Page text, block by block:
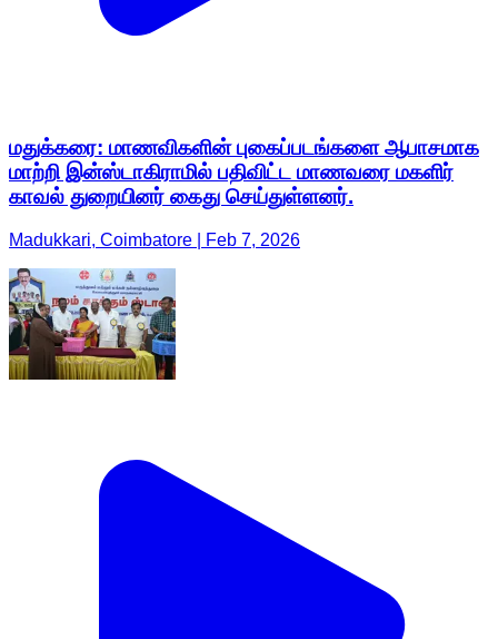
மதுக்கரை: மாணவிகளின் புகைப்படங்களை ஆபாசமாக
மாற்றி இன்ஸ்டாகிராமில் பதிவிட்ட மாணவரை மகளிர்
காவல் துறையினர் கைது செய்துள்ளனர்.
Madukkari, Coimbatore | Feb 7, 2026